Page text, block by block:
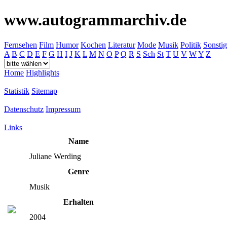
www.autogrammarchiv.de
Fernsehen Film Humor Kochen Literatur Mode Musik Politik
A B C D E F G H I J K L M N O P Q R S Sch St T U V WY Z
Home Highlights
Statistik Sitemap
Datenschutz Impressum
Links
Name
Juliane Werding
Genre
Musik
Erhalten
2004